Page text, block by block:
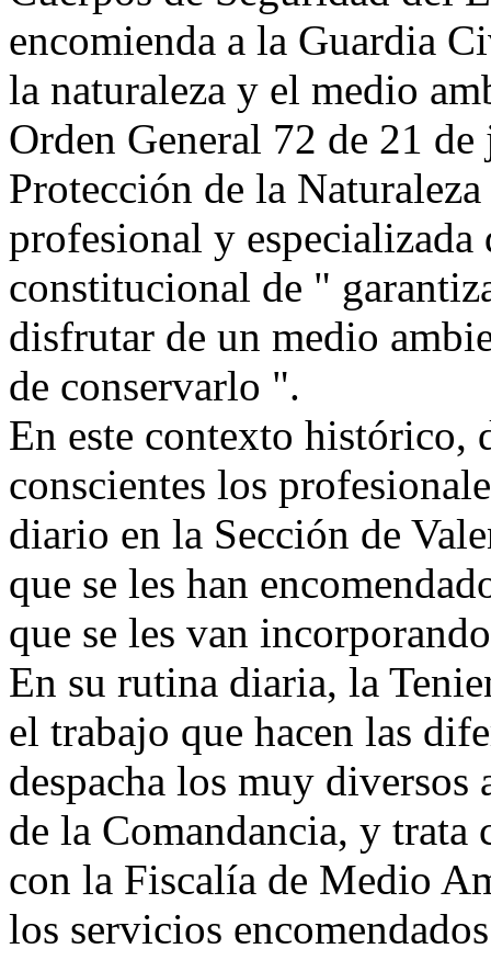
encomienda a la Guardia
la naturaleza y el medio
Orden General 72 de 21
Protección de la
profesional y
constitucional de "
disfrutar de un medio
de conservarlo ".
En este contexto histórico,
conscientes los
diario en la Sección de
que se les han
que se les van
En su rutina diaria, la
el trabajo que hacen las
despacha los muy diversos
de la Comandancia, y trata
con la Fiscalía de Medio
los servicios